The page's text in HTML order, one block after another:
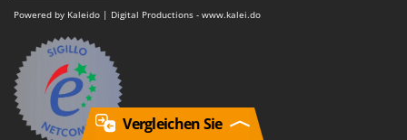
Powered by Kaleido | Digital Productions - www.kalei.do
Vergleichen Sie